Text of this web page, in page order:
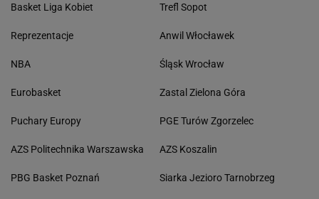
Basket Liga Kobiet
Reprezentacje
NBA
Eurobasket
Puchary Europy
AZS Politechnika Warszawska
PBG Basket Poznań
Trefl Sopot
Anwil Włocławek
Śląsk Wrocław
Zastal Zielona Góra
PGE Turów Zgorzelec
AZS Koszalin
Siarka Jezioro Tarnobrzeg